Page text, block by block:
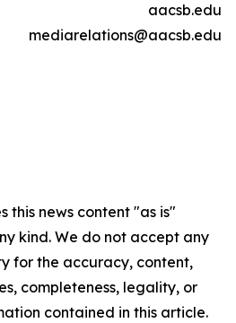
aacsb.edu
mediarelations@aacsb.edu
this news content "as is"
kind. We do not accept any
for the accuracy, content,
completeness, legality, or
contained in this article.